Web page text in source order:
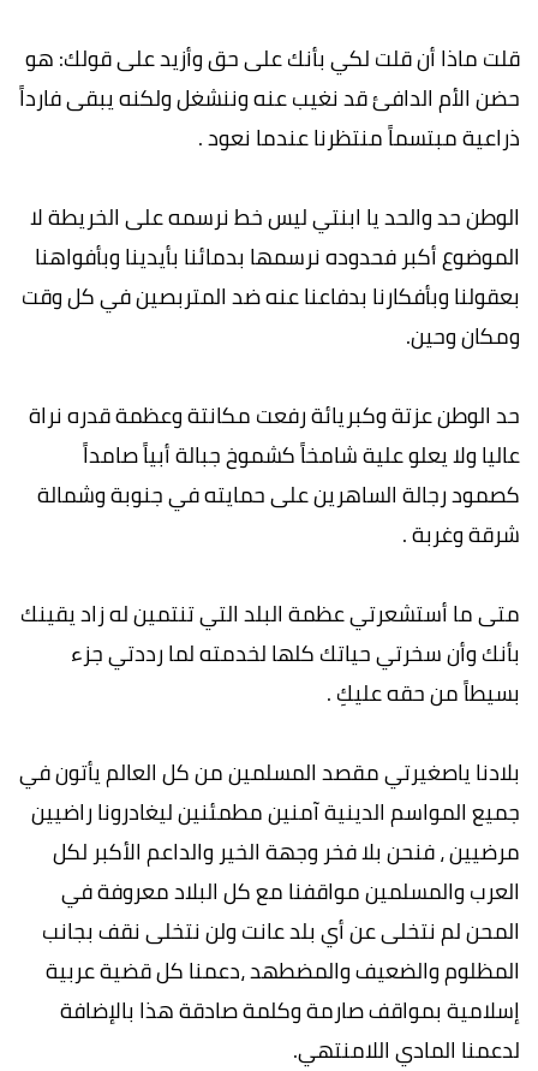
قلت ماذا أن قلت لكي بأنك على حق وأزيد على قولك: هو
حضن الأم الدافئ قد نغيب عنه وننشغل ولكنه يبقى فارداً
ذراعية مبتسماً منتظرنا عندما نعود .
الوطن حد والحد يا ابنتي ليس خط نرسمه على الخريطة لا
الموضوع أكبر فحدوده نرسمها بدمائنا بأيدينا وبأفواهنا
بعقولنا وبأفكارنا بدفاعنا عنه ضد المتربصين في كل وقت
ومكان وحين.
حد الوطن عزتة وكبريائة رفعت مكانتة وعظمة قدره نراة
عاليا ولا يعلو علية شامخاً كشموخ جبالة أبياً صامداً
كصمود رجالة الساهرين على حمايته في جنوبة وشمالة
شرقة وغربة .
متى ما أستشعرتي عظمة البلد التي تنتمين له زاد يقينك
بأنك وأن سخرتي حياتك كلها لخدمته لما رددتي جزء
بسيطاً من حقه عليكِ .
بلادنا ياصغيرتي مقصد المسلمين من كل العالم يأتون في
جميع المواسم الدينية آمنين مطمئنين ليغادرونا راضيين
مرضيين ، فنحن بلا فخر وجهة الخير والداعم الأكبر لكل
العرب والمسلمين مواقفنا مع كل البلاد معروفة في
المحن لم نتخلى عن أي بلد عانت ولن نتخلى نقف بجانب
المظلوم والضعيف والمضطهد ،دعمنا كل قضية عربية
إسلامية بمواقف صارمة وكلمة صادقة هذا بالإضافة
لدعمنا المادي اللامنتهي.